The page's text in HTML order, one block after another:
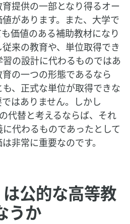
提供の一部となり得るオー
があります。また、大学で
価値のある補助教材になり
来の教育や、単位取得でき
の設計に代わるものではあ
の一つの形態であるなら
、正式な単位が取得できな
はありません。しかし
代替と考えるならば、それ
代わるものであったとして
非常に重要なのです。
は公的な高等教
うか